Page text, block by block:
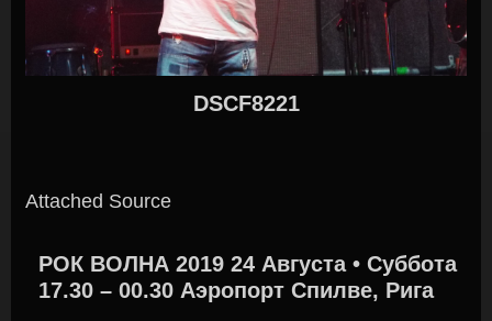
DSCF8221
Attached Source
РОК ВОЛНА 2019 24 Августа • Суббота
17.30 – 00.30 Аэропорт Спилве, Рига